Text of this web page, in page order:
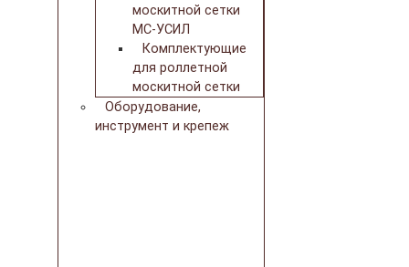
москитной сетки
МС-УСИЛ
Комплектующие
для роллетной
москитной сетки
Оборудование,
инструмент и крепеж